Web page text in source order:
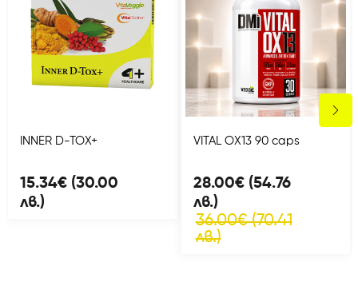
INNER D-TOX+
15.34€ (30.00
лв.)
VITAL OX13 90 caps
28.00€ (54.76
лв.)
36.00€ (70.41
лв.)